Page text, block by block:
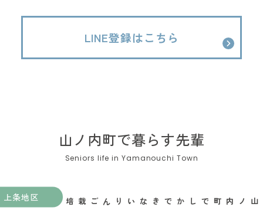
LINE登録はこちら
山ノ内町で暮らす先輩
上条地区
山ノ内町でしかできないりんご栽培がある